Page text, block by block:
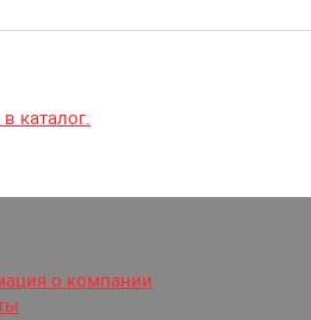
каталог.
о компании